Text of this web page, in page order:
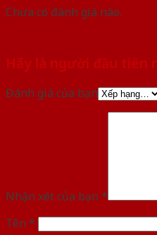
Chưa có đánh giá nào.
Hãy là người đầu tiên
Đánh giá của bạn
Nhận xét của bạn *
Tên *